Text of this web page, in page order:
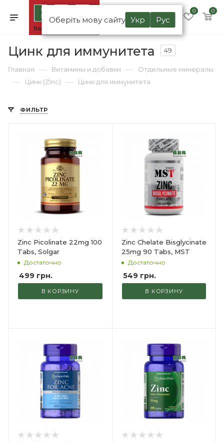
Оберіть мову сайту Укр Рус
0 0
Цинк для иммунитета 49
Главная — Витамины и добавки — Отдельные минералы
— Цинк (Zinc) — Цинк для иммунитета
ФИЛЬТР
Zinc Picolinate 22mg 100
Tabs, Solgar
Достаточно
499 грн.
В КОРЗИНУ
Zinc Chelate Bisglycinate
25mg 90 Tabs, MST
Достаточно
549 грн.
В КОРЗИНУ